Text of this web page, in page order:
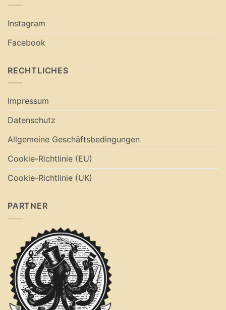
Instagram
Facebook
RECHTLICHES
Impressum
Datenschutz
Allgemeine Geschäftsbedingungen
Cookie-Richtlinie (EU)
Cookie-Richtlinie (UK)
PARTNER